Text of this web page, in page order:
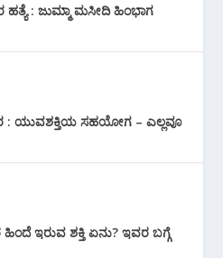
ಹತ್ಯೆ : ಜುಮ್ಮಾ ಮಸೀದಿ ಹಿಂಭಾಗ
: ಯುವಶಕ್ತಿಯ ಸಹಯೋಗ – ಎಲ್ಲವೂ
ಇರುವ ಶಕ್ತಿ ಏನು? ಇವರ ಬಗ್ಗೆ